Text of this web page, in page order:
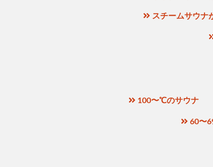
スチームサウナ
100〜℃のサウナ
60〜